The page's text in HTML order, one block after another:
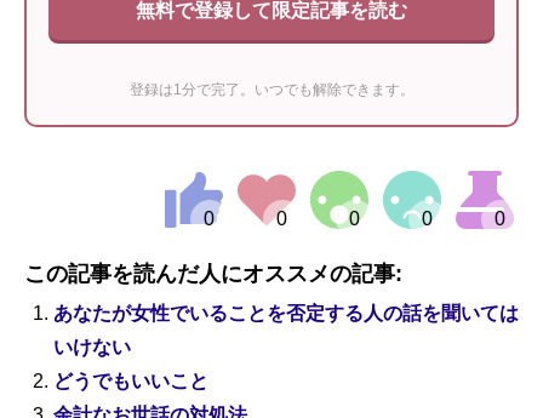
無料で登録して限定記事を読む
登録は1分で完了。いつでも解除できます。
この記事を読んだ人にオススメの記事:
あなたが女性でいることを否定する人の話を聞いては
いけない
どうでもいいこと